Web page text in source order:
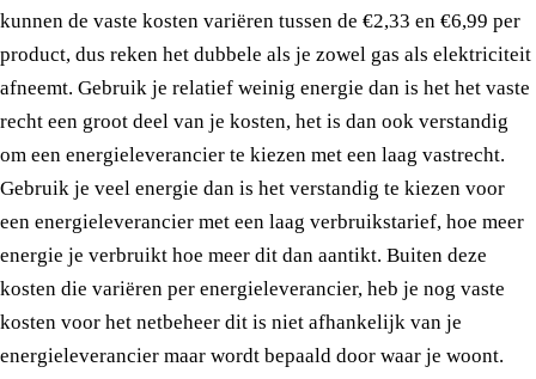
kunnen de vaste kosten variëren tussen de €2,33 en €6,99 per
product, dus reken het dubbele als je zowel gas als elektriciteit
afneemt. Gebruik je relatief weinig energie dan is het het vaste
recht een groot deel van je kosten, het is dan ook verstandig
om een energieleverancier te kiezen met een laag vastrecht.
Gebruik je veel energie dan is het verstandig te kiezen voor
een energieleverancier met een laag verbruikstarief, hoe meer
energie je verbruikt hoe meer dit dan aantikt. Buiten deze
kosten die variëren per energieleverancier, heb je nog vaste
kosten voor het netbeheer dit is niet afhankelijk van je
energieleverancier maar wordt bepaald door waar je woont.